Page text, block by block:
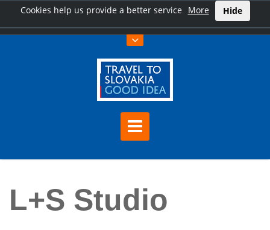
Cookies help us provide a better service More Hide
L+S Studio